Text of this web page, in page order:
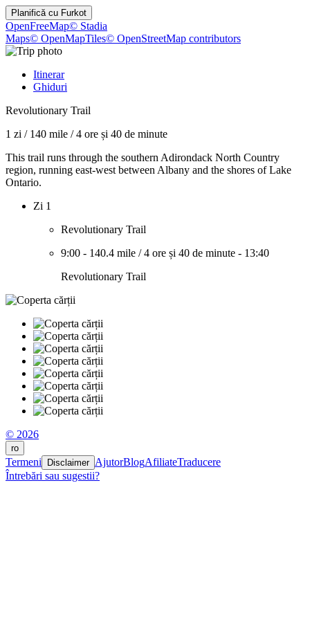
Planifică cu Furkot
OpenFreeMap© Stadia
Maps© OpenMapTiles© OpenStreetMap contributors
Itinerar
Ghiduri
Revolutionary Trail
1 zi / 140 mile /4 ore și 40 de minute
This trail runs through the southern Adirondack North Country
region, running east-west between Albany and the shores of Lake
Ontario.
Zi 1
Revolutionary Trail
9:00 - 140.4 mile /4 ore și 40 de minute - 13:40
Revolutionary Trail
© 2026
ro
Termeni Disclaimer AjutorBlogAfiliateTraducere
Întrebări sau sugestii?